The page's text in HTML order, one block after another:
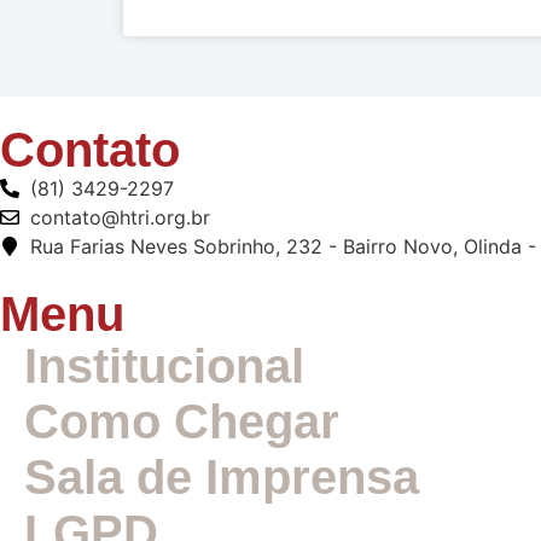
Contato
(81) 3429-2297
contato@htri.org.br
Rua Farias Neves Sobrinho, 232 - Bairro Novo, Olinda -
Menu
Institucional
Como Chegar
Sala de Imprensa